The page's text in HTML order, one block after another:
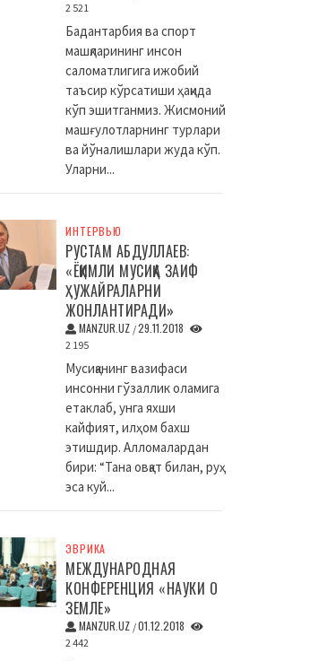
2 521
Бадантарбия ва спорт
машқларининг инсон
саломатлигига ижобий
таъсир кўрсатиши ҳақида
кўп эшитганмиз. Жисмоний
машғулотларнинг турлари
ва йўналишлари жуда кўп.
Уларни...
ИНТЕРВЬЮ
РУСТАМ АБДУЛЛАЕВ:
«ЁҚИМЛИ МУСИҚА ЗАИФ
ҲУЖАЙРАЛАРНИ
ЖОНЛАНТИРАДИ»
MANZUR.UZ /29.11.2018
2 195
Мусиқанинг вазифаси
инсонни гўзаллик оламига
етаклаб, унга яхши
кайфият, илҳом бахш
этишдир. Алломалардан
бири: “Тана овқат билан, руҳ
эса куй...
ЭВРИКА
МЕЖДУНАРОДНАЯ
КОНФЕРЕНЦИЯ «НАУКИ О
ЗЕМЛЕ»
MANZUR.UZ /01.12.2018
2 442